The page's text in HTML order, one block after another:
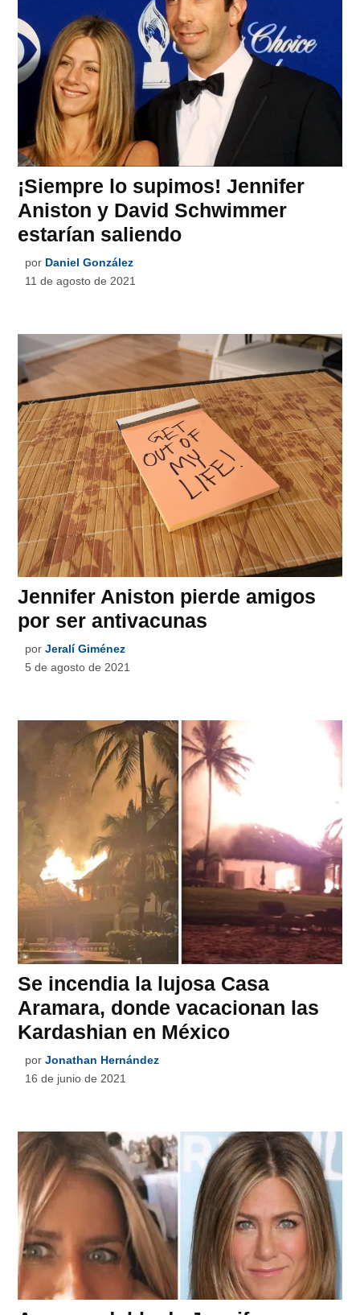
¡Siempre lo supimos! Jennifer
Aniston y David Schwimmer
estarían saliendo
por Daniel González
11 de agosto de 2021
Jennifer Aniston pierde amigos
por ser antivacunas
por Jeralí Giménez
5 de agosto de 2021
Se incendia la lujosa Casa
Aramara, donde vacacionan las
Kardashian en México
por Jonathan Hernández
16 de junio de 2021